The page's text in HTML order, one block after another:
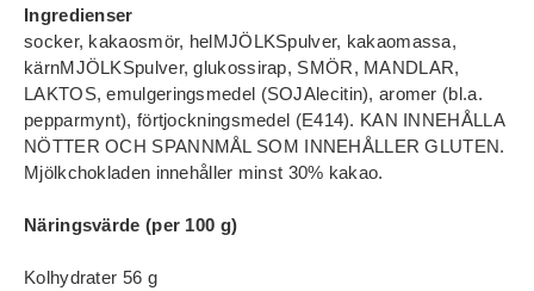
Ingredienser
socker, kakaosmör, helMJÖLKSpulver, kakaomassa,
kärnMJÖLKSpulver, glukossirap, SMÖR, MANDLAR,
LAKTOS, emulgeringsmedel (SOJAlecitin), aromer (bl.a.
pepparmynt), förtjockningsmedel (E414). KAN INNEHÅLLA
NÖTTER OCH SPANNMÅL SOM INNEHÅLLER GLUTEN.
Mjölkchokladen innehåller minst 30% kakao.
Näringsvärde (per 100 g)
Kolhydrater 56 g